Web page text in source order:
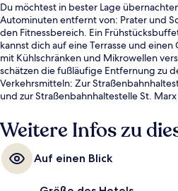
Du möchtest in bester Lage
Autominuten entfernt von: Prater und
den Fitnessbereich. Ein
kannst dich auf eine Terrasse und
mit Kühlschränken und Mikrowellen
schätzen die fußläufige Entfernung zu
Verkehrsmitteln: Zur
und zur Straßenbahnhaltestelle St.
Weitere Infos zu
Auf einen Blick